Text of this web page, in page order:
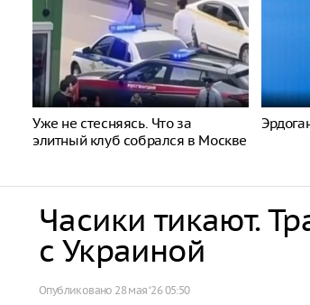
Уже не стесняясь. Что за
элитный клуб собрался в Москве
Часики тикают.
с Украиной
Опубликовано 28 мая ‘26 05:50